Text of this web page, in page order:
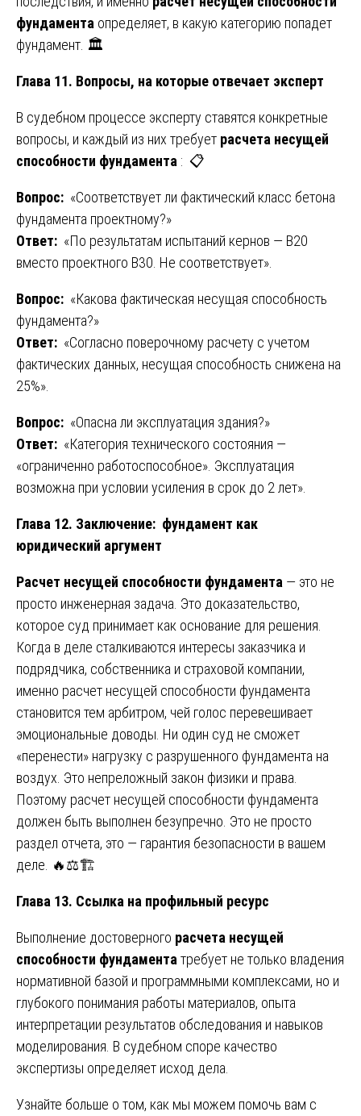
фундамента определяет, в какую категорию попадет
фундамент. 🏛️
Глава 11. Вопросы, на которые отвечает эксперт
В судебном процессе эксперту ставятся конкретные
вопросы, и каждый из них требует расчета несущей
способности фундамента : 📋
Вопрос: «Соответствует ли фактический класс бетона
фундамента проектному?»
Ответ: «По результатам испытаний кернов — В20
вместо проектного В30. Не соответствует».
Вопрос: «Какова фактическая несущая способность
фундамента?»
Ответ: «Согласно поверочному расчету с учетом
фактических данных, несущая способность снижена на
25%».
Вопрос: «Опасна ли эксплуатация здания?»
Ответ: «Категория технического состояния —
«ограниченно работоспособное». Эксплуатация
возможна при условии усиления в срок до 2 лет».
Глава 12. Заключение: фундамент как
юридический аргумент
Расчет несущей способности фундамента — это не
просто инженерная задача. Это доказательство,
которое суд принимает как основание для решения.
Когда в деле сталкиваются интересы заказчика и
подрядчика, собственника и страховой компании,
именно расчет несущей способности фундамента
становится тем арбитром, чей голос перевешивает
эмоциональные доводы. Ни один суд не сможет
«перенести» нагрузку с разрушенного фундамента на
воздух. Это непреложный закон физики и права.
Поэтому расчет несущей способности фундамента
должен быть выполнен безупречно. Это не просто
раздел отчета, это — гарантия безопасности в вашем
деле. 🔥⚖️🏗️
Глава 13. Ссылка на профильный ресурс
Выполнение достоверного расчета несущей
способности фундамента требует не только владения
нормативной базой и программными комплексами, но и
глубокого понимания работы материалов, опыта
интерпретации результатов обследования и навыков
моделирования. В судебном споре качество
экспертизы определяет исход дела.
Узнайте больше о том, как мы можем помочь вам с